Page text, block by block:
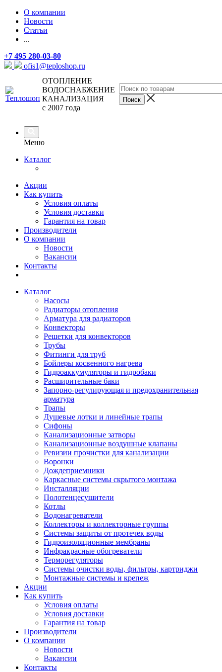
О компании
Новости
Статьи
...
+7 495 280-03-80
ofis1@teploshop.ru
ОТОПЛЕНИЕ
ВОДОСНАБЖЕНИЕ
КАНАЛИЗАЦИЯ
с 2007 года
Меню
Каталог
Акции
Как купить
Условия оплаты
Условия доставки
Гарантия на товар
Производители
О компании
Новости
Вакансии
Контакты
Каталог
Насосы
Радиаторы отопления
Арматура для радиаторов
Конвекторы
Решетки для конвекторов
Трубы
Фитинги для труб
Бойлеры косвенного нагрева
Гидроаккумуляторы и гидробаки
Расширительные баки
Запорно-регулирующая и предохранительная
арматура
Трапы
Душевые лотки и линейные трапы
Сифоны
Канализационные затворы
Канализационные воздушные клапаны
Ревизии прочистки для канализации
Воронки
Дождеприемники
Каркасные системы скрытого монтажа
Инсталляции
Полотенцесушители
Котлы
Водонагреватели
Коллекторы и коллекторные группы
Системы защиты от протечек воды
Гидроизоляционные мембраны
Инфракрасные обогреватели
Терморегуляторы
Системы очистки воды, фильтры, картриджи
Монтажные системы и крепеж
Акции
Как купить
Условия оплаты
Условия доставки
Гарантия на товар
Производители
О компании
Новости
Вакансии
Контакты